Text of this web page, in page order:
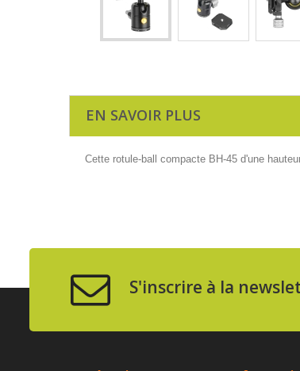
EN SAVOIR PLUS
Cette rotule-ball compacte BH-45 d'une
S'inscrire à la